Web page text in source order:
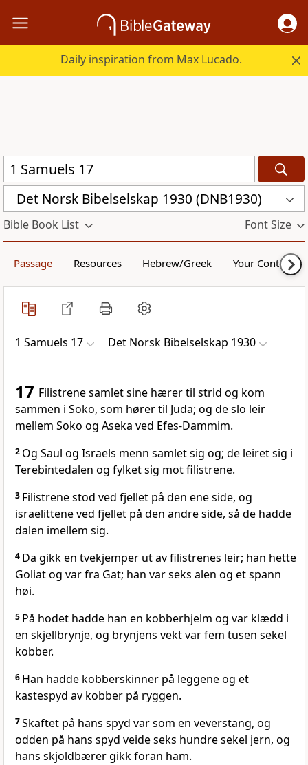
Daily inspiration from Max Lucado.
Det Norsk Bibelselskap 1930 (DNB1930)
Bible Book List Font Size
Passage Resources Hebrew/Greek Your Content
1 Samuels 17 Det Norsk Bibelselskap 1930
17 Filistrene samlet sine hærer til strid og kom
sammen i Soko, som hører til Juda; og de slo leir
mellem Soko og Aseka ved Efes-Dammim.
2 Og Saul og Israels menn samlet sig og; de leiret sig i
Terebintedalen og fylket sig mot filistrene.
3 Filistrene stod ved fjellet på den ene side, og
israelittene ved fjellet på den andre side, så de hadde
dalen imellem sig.
4 Da gikk en tvekjemper ut av filistrenes leir; han hette
Goliat og var fra Gat; han var seks alen og et spann
høi.
5 På hodet hadde han en kobberhjelm og var klædd i
en skjellbrynje, og brynjens vekt var fem tusen sekel
kobber.
6 Han hadde kobberskinner på leggene og et
kastespyd av kobber på ryggen.
7Skaftet på hans spyd var som en veverstang, og
odden på hans spyd veide seks hundre sekel jern, og
hans skjoldbærer gikk foran ham.